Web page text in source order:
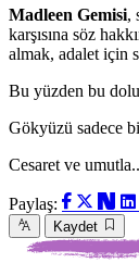
Madleen Gemisi,
karşısına söz
almak, adalet için
Bu yüzden bu
Gökyüzü sadece
Cesaret ve
Paylaş:
Kaydet